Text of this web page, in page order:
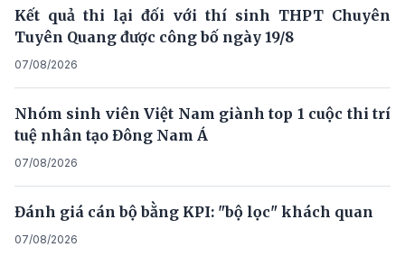
Kết quả thi lại đối với thí sinh THPT Chuyên
Tuyên Quang được công bố ngày 19/8
07/08/2026
Nhóm sinh viên Việt Nam giành top 1 cuộc thi trí
tuệ nhân tạo Đông Nam Á
07/08/2026
Đánh giá cán bộ bằng KPI: "bộ lọc" khách quan
07/08/2026